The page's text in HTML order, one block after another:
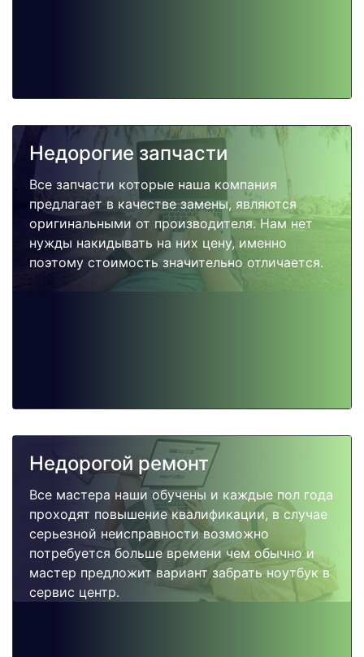
Недорогие запчасти
Все запчасти которые наша компания
предлагает в качестве замены, являются
оригинальными от производителя. Нам нет
нужды накидывать на них цену, именно
поэтому стоимость значительно отличается.
Недорогой ремонт
Все мастера наши обучены и каждые пол года
проходят повышение квалификации, в случае
серьезной неисправности возможно
потребуется больше времени чем обычно и
мастер предложит вариант забрать ноутбук в
сервис центр.